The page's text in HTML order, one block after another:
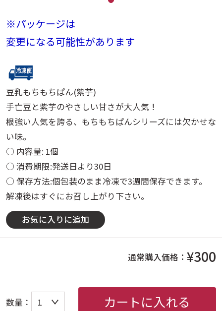
※パッケージは
変更になる可能性があります
豆乳もちもちぱん(紫芋)
手亡豆と紫芋のやさしい甘さが大人気！
根強い人気を誇る、もちもちぱんシリーズには欠かせな
い味。
○ 内容量: 1個
○ 消費期限:発送日より30日
○ 保存方法:個包装のまま冷凍で3週間保存できます。
解凍後はすぐにお召し上がり下さい。
お気に入りに追加
通常購入価格：¥300
数量： カートに入れる